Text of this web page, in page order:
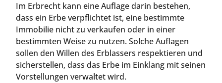
Im Erbrecht kann eine Auflage darin bestehen,
dass ein Erbe verpflichtet ist, eine bestimmte
Immobilie nicht zu verkaufen oder in einer
bestimmten Weise zu nutzen. Solche Auflagen
sollen den Willen des Erblassers respektieren und
sicherstellen, dass das Erbe im Einklang mit seinen
Vorstellungen verwaltet wird.